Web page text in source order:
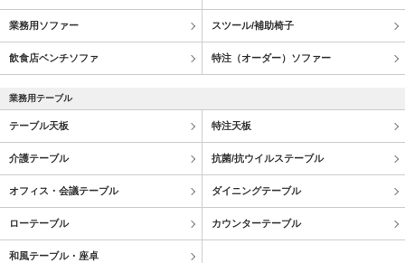
業務用ソファー スツール/補助椅子
飲食店ベンチソファ 特注（オーダー）ソファー
業務用テーブル
テーブル天板 特注天板
介護テーブル 抗菌/抗ウイルステーブル
オフィス・会議テーブル ダイニングテーブル
ローテーブル カウンターテーブル
和風テーブル・座卓